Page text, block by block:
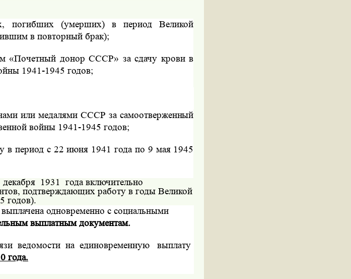
погибших (умерших) в период Великой
в повторный брак);
«Почетный донор СССР» за сдачу крови в
1941-1945 годов;
или медалями СССР за самоотверженный
войны 1941-1945 годов;
в период с 22 июня 1941 года по 9 мая 1945
1931 года включительно
подтверждающих работу в годы Великой
годов).
одновременно с социальными
выплатным документам.
ведомости на единовременную
выплату
года.